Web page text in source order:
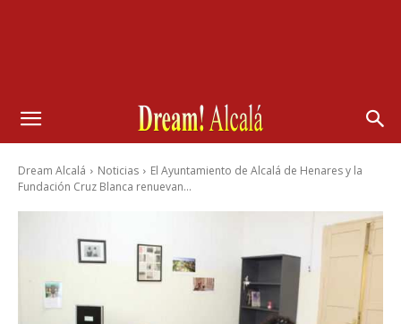
Dream Alcalá Noticias
El Ayuntamiento de Alcalá de Henares y la
Fundación Cruz Blanca renuevan...